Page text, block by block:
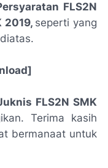
FLS2N
2019, seperti yang
FLS2N SMK
Terima kasih
bermanaat untuk